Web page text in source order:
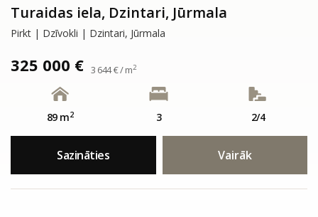
Turaidas iela, Dzintari, Jūrmala
Pirkt | Dzīvokli | Dzintari, Jūrmala
325 000 € 3 644 € / m2
89 m2 3 2/4
Sazināties Vairāk